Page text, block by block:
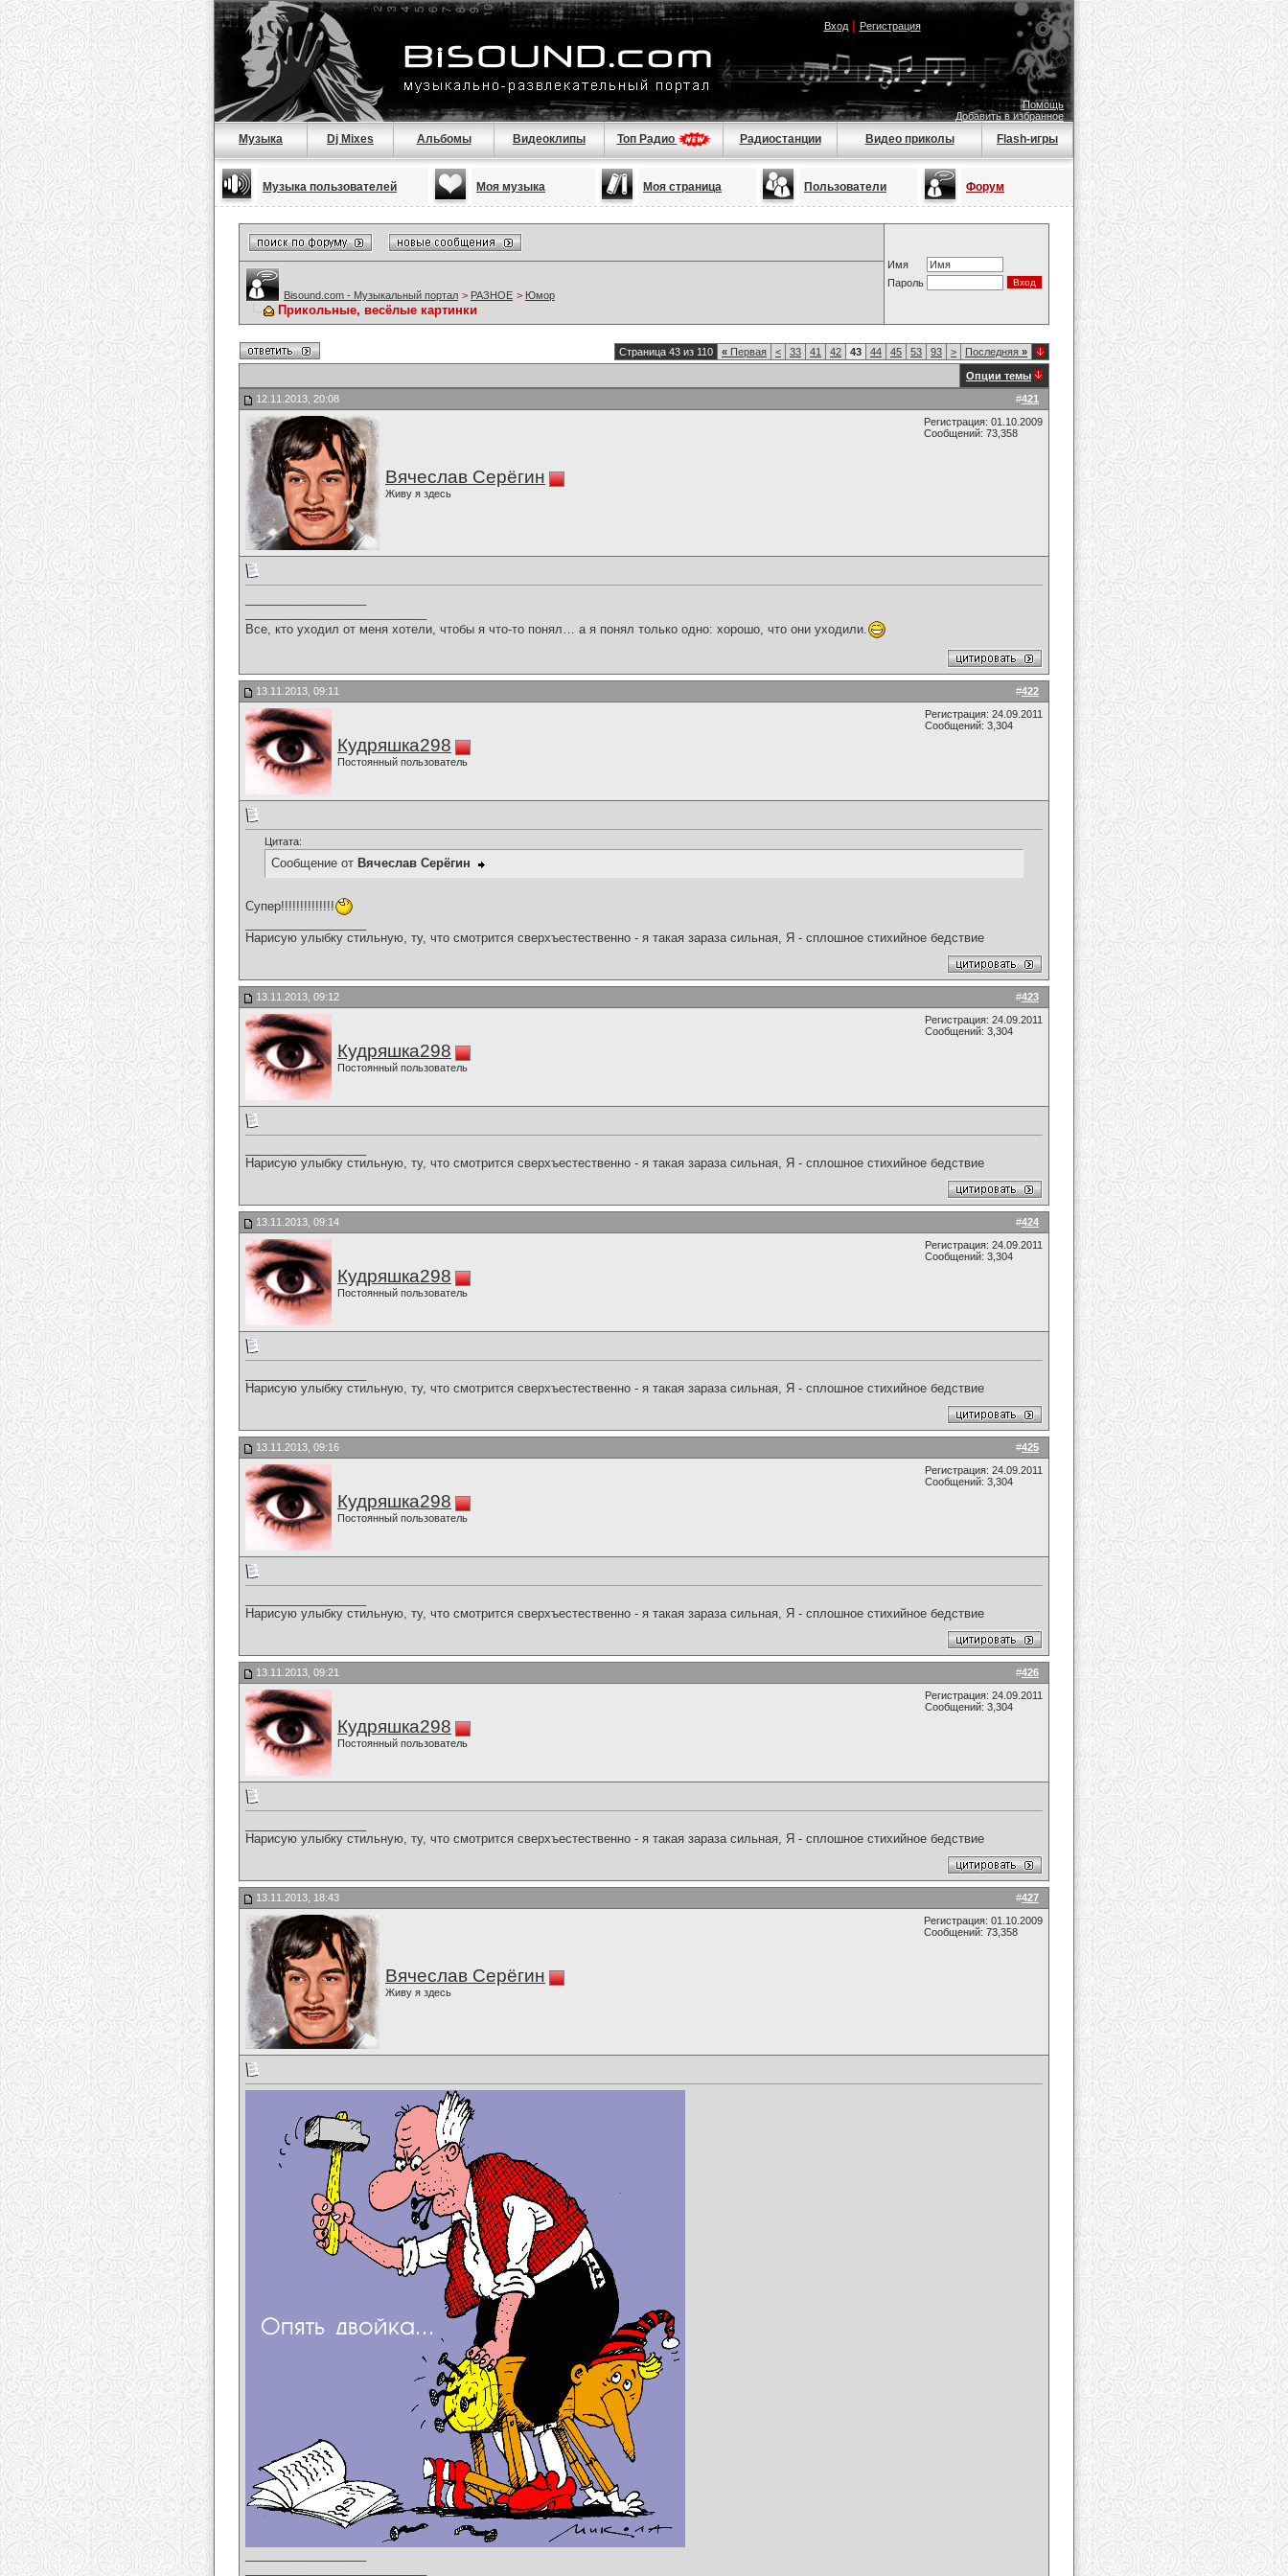
Вход| Регистрация
Помощь
Добавить в избранное
Музыка Dj Mixes Альбомы Видеоклипы Топ Радио Радиостанции Видео приколы Flash-игры
Музыка пользователей Моя музыка Моя страница Пользователи Форум
Имя
Пароль
Bisound.com - Музыкальный портал > РАЗНОЕ > Юмор
Прикольные, весёлые картинки
Страница 43 из 110 « Первая < 33 41 42 43 44 45 53 93 > Последняя »
Опции темы
#421
12.11.2013, 20:08
Вячеслав Серёгин
Живу я здесь
Регистрация: 01.10.2009
Сообщений: 73,358
Все, кто уходил от меня хотели, чтобы я что-то понял… а я понял только одно: хорошо, что они уходили.
#422
13.11.2013, 09:11
Кудряшка298
Постоянный пользователь
Регистрация: 24.09.2011
Сообщений: 3,304
Цитата:
Сообщение от Вячеслав Серёгин
Супер!!!!!!!!!!!!!!
Нарисую улыбку стильную, ту, что смотрится сверхъестественно - я такая зараза сильная, Я - сплошное стихийное бедствие
#423
13.11.2013, 09:12
Кудряшка298
Постоянный пользователь
Регистрация: 24.09.2011
Сообщений: 3,304
Нарисую улыбку стильную, ту, что смотрится сверхъестественно - я такая зараза сильная, Я - сплошное стихийное бедствие
#424
13.11.2013, 09:14
Кудряшка298
Постоянный пользователь
Регистрация: 24.09.2011
Сообщений: 3,304
Нарисую улыбку стильную, ту, что смотрится сверхъестественно - я такая зараза сильная, Я - сплошное стихийное бедствие
#425
13.11.2013, 09:16
Кудряшка298
Постоянный пользователь
Регистрация: 24.09.2011
Сообщений: 3,304
Нарисую улыбку стильную, ту, что смотрится сверхъестественно - я такая зараза сильная, Я - сплошное стихийное бедствие
#426
13.11.2013, 09:21
Кудряшка298
Постоянный пользователь
Регистрация: 24.09.2011
Сообщений: 3,304
Нарисую улыбку стильную, ту, что смотрится сверхъестественно - я такая зараза сильная, Я - сплошное стихийное бедствие
#427
13.11.2013, 18:43
Вячеслав Серёгин
Живу я здесь
Регистрация: 01.10.2009
Сообщений: 73,358